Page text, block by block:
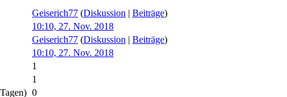
Geiserich77 (Diskussion | Beiträge)
10:10, 27. Nov. 2018
Geiserich77 (Diskussion | Beiträge)
10:10, 27. Nov. 2018
1
1
0